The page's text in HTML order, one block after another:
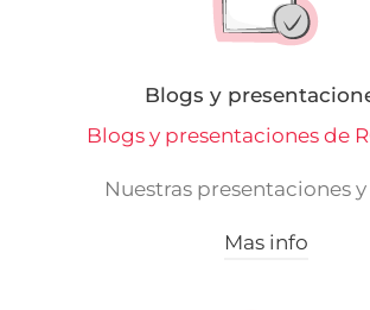
Blogs y
Blogs y presentaciones de
Nuestras presentaciones
Mas info